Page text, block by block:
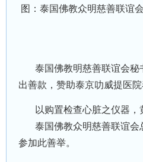
图：泰国佛教众明慈善联谊
泰国佛教明慈善联谊会秘
出善款，赞助泰京叻威提医院
以购置检查心脏之仪器
泰国佛教众明慈善联谊
参加此善举。